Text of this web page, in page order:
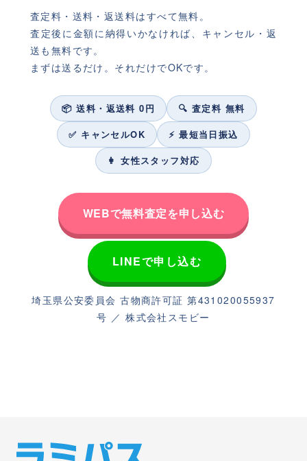
査定料・送料・返送料はすべて無料。
査定後に金額に納得いかなければ、キャンセル・返
送も無料です。
まずは送るだけ。それだけでOKです。
📦 送料・返送料 0円
🔍 査定料 無料
✅ キャンセルOK
⚡ 最短当日振込
👩 女性スタッフ対応
WEBで無料査定を申し込む
LINEで申し込む
埼玉県公安委員会 古物商許可証 第431020055937
号 ／ 株式会社スモビー